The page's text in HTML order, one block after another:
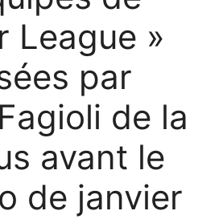
League »
par
de la
avant le
de janvier